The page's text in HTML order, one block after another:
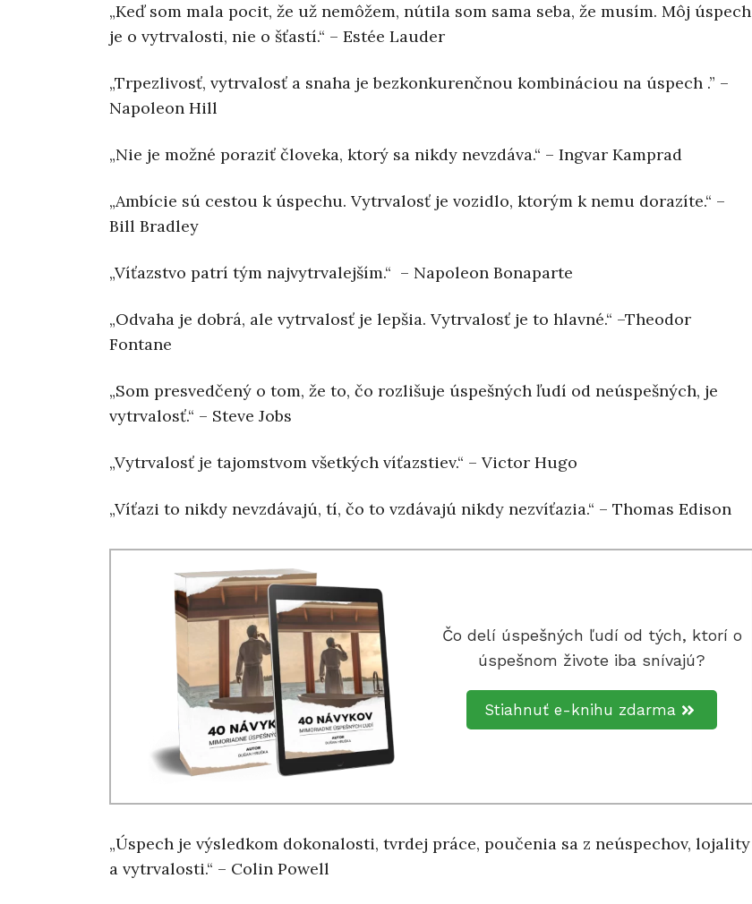
„Keď som mala pocit, že už nemôžem, nútila som sama seba, že musím. Môj úspech
je o vytrvalosti, nie o šťastí.“ – Estée Lauder
„Trpezlivosť, vytrvalosť a snaha je bezkonkurenčnou kombináciou na úspech .” –
Napoleon Hill
„Nie je možné poraziť človeka, ktorý sa nikdy nevzdáva.“ – Ingvar Kamprad
„Ambície sú cestou k úspechu. Vytrvalosť je vozidlo, ktorým k nemu dorazíte.“ –
Bill Bradley
„Víťazstvo patrí tým najvytrvalejším.“ – Napoleon Bonaparte
„Odvaha je dobrá, ale vytrvalosť je lepšia. Vytrvalosť je to hlavné.“ –Theodor
Fontane
„Som presvedčený o tom, že to, čo rozlišuje úspešných ľudí od neúspešných, je
vytrvalosť.“ – Steve Jobs
„Vytrvalosť je tajomstvom všetkých víťazstiev.“ – Victor Hugo
„Víťazi to nikdy nevzdávajú, tí, čo to vzdávajú nikdy nezvíťazia.“ – Thomas Edison
Čo delí úspešných ľudí od tých, ktorí o
úspešnom živote iba snívajú?
Stiahnuť e-knihu zdarma
„Úspech je výsledkom dokonalosti, tvrdej práce, poučenia sa z neúspechov, lojality
a vytrvalosti.“ – Colin Powell